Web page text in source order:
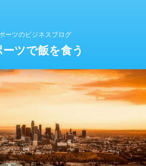
ーツのビジネスブログ
ーツで飯を食う